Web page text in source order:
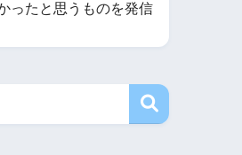
ったと思うものを発信